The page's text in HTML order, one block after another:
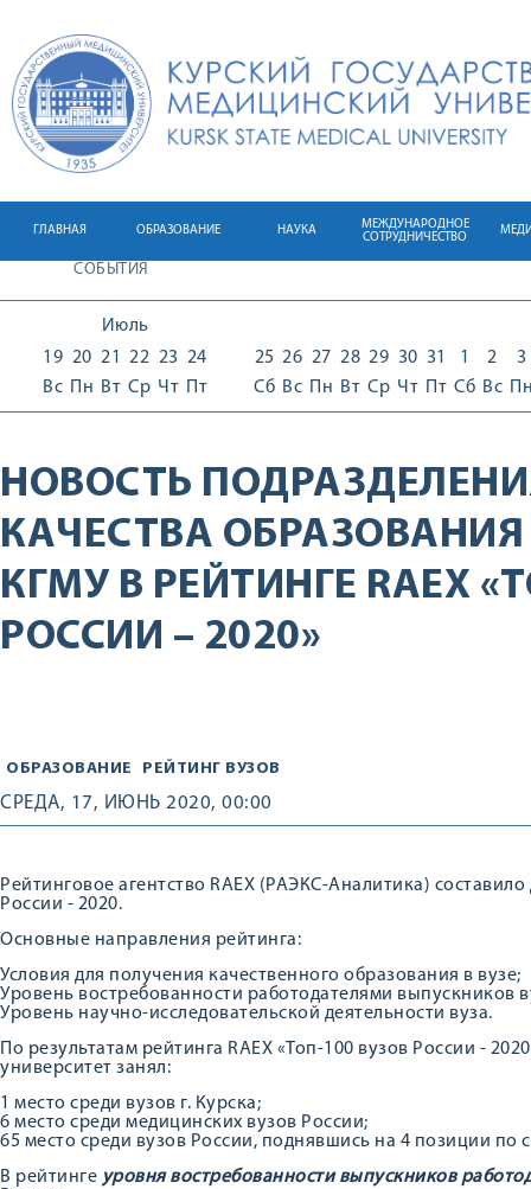
ГЛАВНАЯ ОБРАЗОВАНИЕ НАУКА
МЕЖДУНАРОДНОЕ
СОТРУДНИЧЕСТВО
СОБЫТИЯ
Июль
19
Вс
20
Пн
21
Вт
22
Ср
23
Чт
24
Пт
25
Сб
26
Вс
27
Пн
28
Вт
29
Ср
30
Чт
31
Пт
1
Сб
2
Вс
3
НОВОСТЬ
КАЧЕСТВА ОБРАЗОВАНИЯ
КГМУ В РЕЙТИНГЕ RAEX
РОССИИ – 2020»
ОБРАЗОВАНИЕ РЕЙТИНГ ВУЗОВ
СРЕДА, 17, ИЮНЬ 2020, 00:00
Рейтинговое агентство RAEX (РАЭКС-Аналитика)
России - 2020.
Основные направления рейтинга:
Условия для получения качественного образования в вузе;
Уровень востребованности работодателями выпускников
Уровень научно-исследовательской деятельности вуза.
По результатам рейтинга RAEX «Топ-100 вузов России -
университет занял:
1 место среди вузов г. Курска;
6 место среди медицинских вузов России;
65 место среди вузов России, поднявшись на 4 позиции
В рейтинге уровня востребованности выпускников